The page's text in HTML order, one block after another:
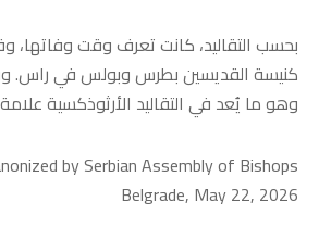
كنيسة القديسين بطرس وبولس في راس.
وهو ما يُعد في التقاليد الأرثوذكسية
by Serbian Assembly of Bishops
Belgrade, May 22, 2026